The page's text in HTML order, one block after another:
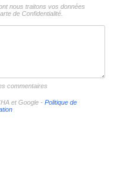
nous traitons vos données
de Confidentialité.
commentaires
et Google - Politique de